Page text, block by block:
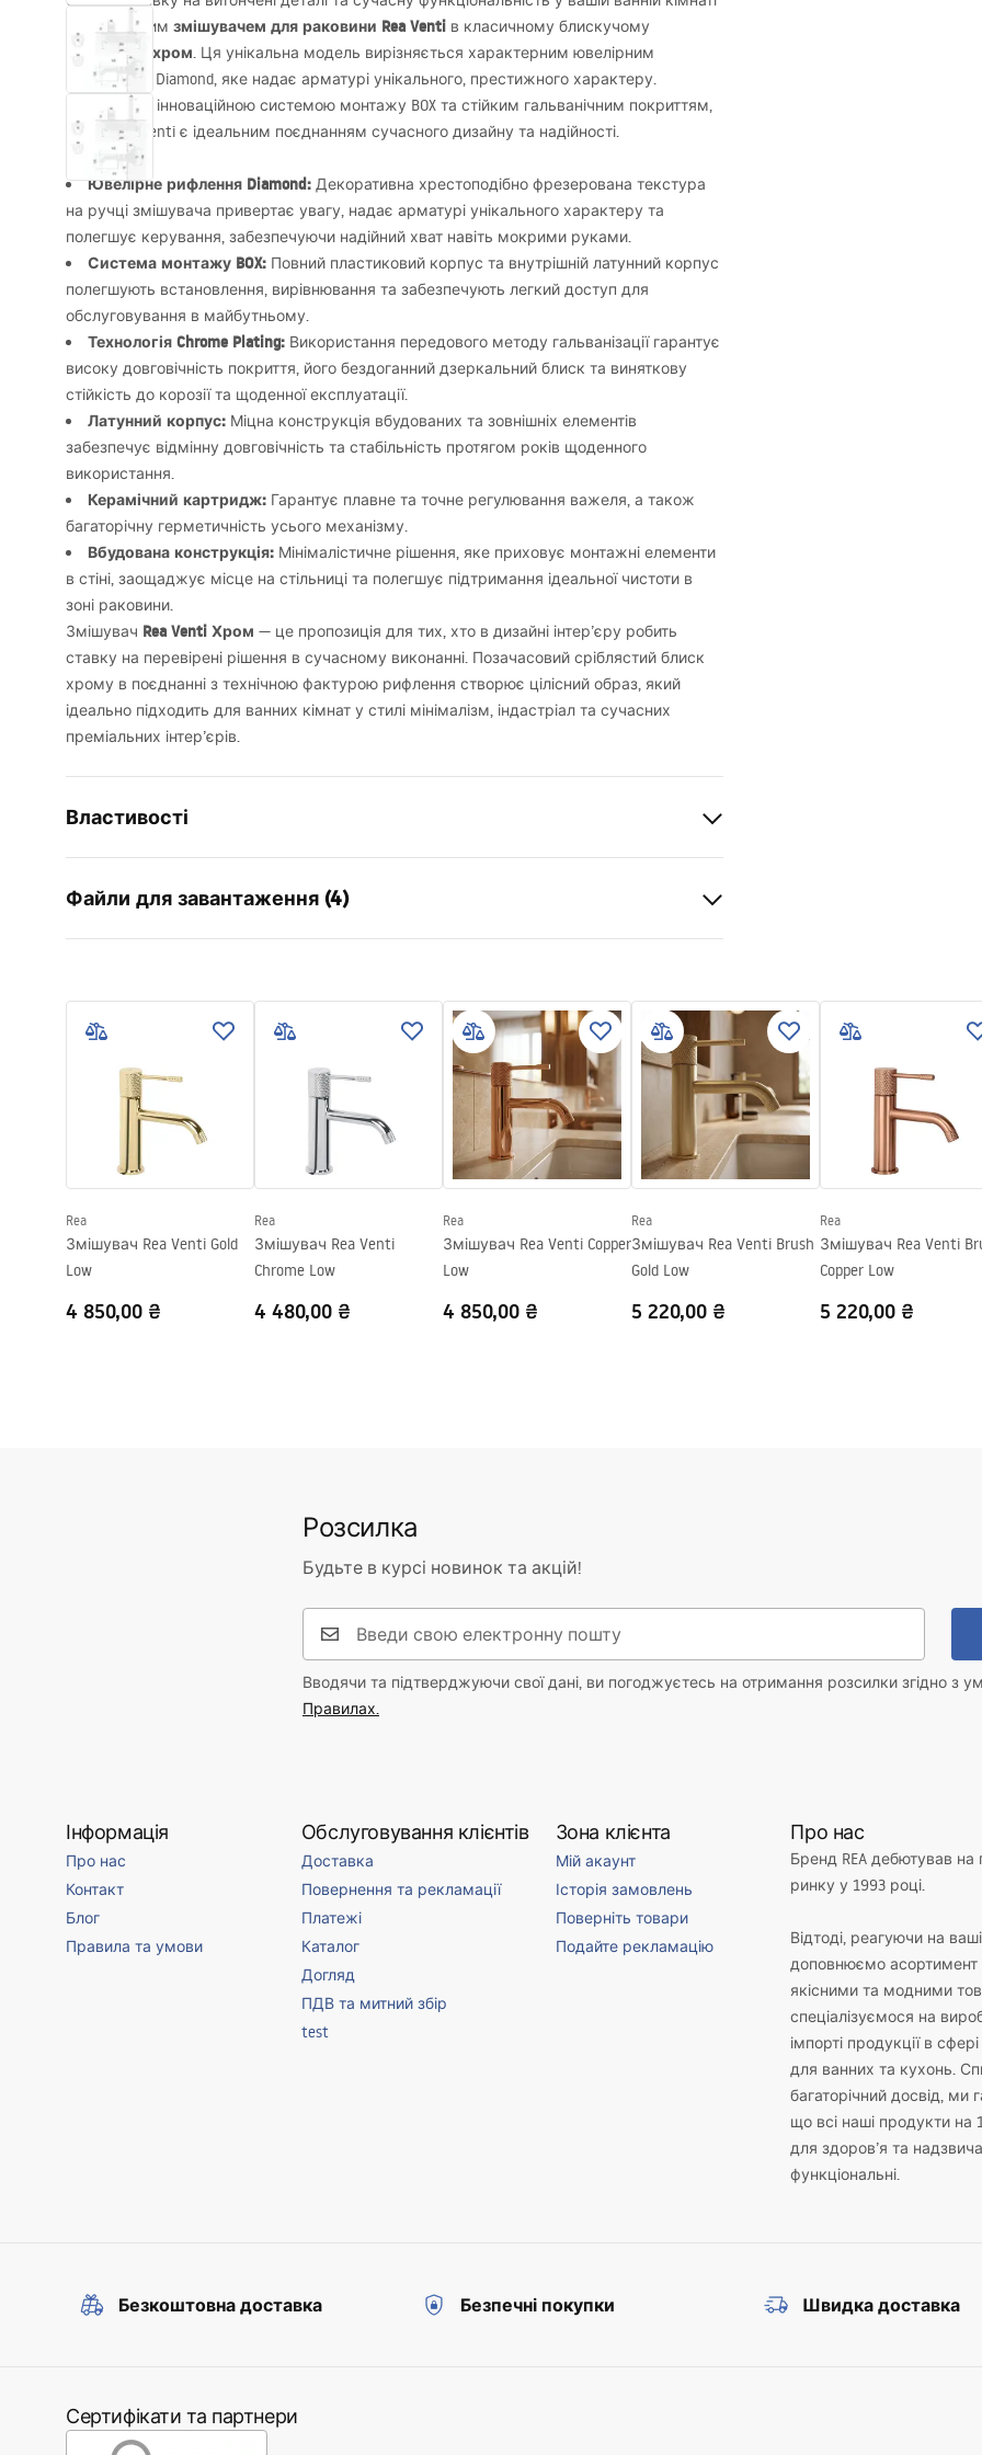
з вбудованим змішувачем для раковини Rea Venti в класичному блискучому
оздобленні хром. Ця унікальна модель вирізняється характерним ювелірним
рифленням Diamond, яке надає арматурі унікального, престижного характеру.
Оснащений інноваційною системою монтажу BOX та стійким гальванічним покриттям,
змішувач Venti є ідеальним поєднанням сучасного дизайну та надійності.
Ювелірне рифлення Diamond: Декоративна хрестоподібно фрезерована текстура
на ручці змішувача привертає увагу, надає арматурі унікального характеру та
полегшує керування, забезпечуючи надійний хват навіть мокрими руками.
Система монтажу BOX: Повний пластиковий корпус та внутрішній латунний корпус
полегшують встановлення, вирівнювання та забезпечують легкий доступ для
обслуговування в майбутньому.
Технологія Chrome Plating: Використання передового методу гальванізації гарантує
високу довговічність покриття, його бездоганний дзеркальний блиск та виняткову
стійкість до корозії та щоденної експлуатації.
Латунний корпус: Міцна конструкція вбудованих та зовнішніх елементів
забезпечує відмінну довговічність та стабільність протягом років щоденного
використання.
Керамічний картридж: Гарантує плавне та точне регулювання важеля, а також
багаторічну герметичність усього механізму.
Вбудована конструкція: Мінімалістичне рішення, яке приховує монтажні елементи
в стіні, заощаджує місце на стільниці та полегшує підтримання ідеальної чистоти в
зоні раковини.
Змішувач Rea Venti Хром — це пропозиція для тих, хто в дизайні інтер’єру робить
ставку на перевірені рішення в сучасному виконанні. Позачасовий сріблястий блиск
хрому в поєднанні з технічною фактурою рифлення створює цілісний образ, який
ідеально підходить для ванних кімнат у стилі мінімалізм, індастріал та сучасних
преміальних інтер’єрів.
Властивості
Спосіб монтажу
Колір
хром
Латунь
мм
Висота
мм
Технологія нанесення покриття
Chrome plating
Діаметр підключення
1/2 дюйма
Гарантія
5 років
Файли для завантаження (4)
Faucet.pdf manual podt.pdf
Pielęgnacja
Pielęgnacja.pdf
Умови гарантії
Warranty_Terms_and_Conditions_
Faucets_-_5.pdf
Rea
Змішувач Rea Venti Gold
Low
4 850,00 ₴
Rea
Змішувач Rea Venti
Chrome Low
4 480,00 ₴
Rea
Змішувач Rea Venti Copper
Low
4 850,00 ₴
Rea
Змішувач Rea Venti Brush
Gold Low
5 220,00 ₴
Rea
Змішувач Rea Venti
Copper Low
5 220,00 ₴
Розсилка
Будьте в курсі новинок та акцій!
Вводячи та підтверджуючи свої дані, ви погоджуєтесь на отримання розсилки згідно з
Правилах.
Інформація
Про нас
Контакт
Блог
Правила та умови
Обслуговування клієнтів
Доставка
Повернення та рекламації
Платежі
Каталог
Догляд
ПДВ та митний збір
test
Зона клієнта
Мій акаунт
Історія замовлень
Поверніть товари
Подайте рекламацію
Про нас
Бренд REA дебютував
ринку у 1993 році.
Відтоді, реагуючи на
доповнюємо
якісними та модними
спеціалізуємося на
імпорті продукції в
для ванних та кухонь.
багаторічний досвід, ми
що всі наші продукти на
для здоров’я та
функціональні.
Безкоштовна доставка Безпечні покупки Швидка доставка
Сертифікати та партнери